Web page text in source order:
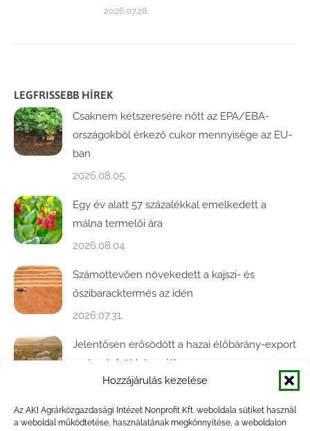
Hozzájárulás kezelése
Az AKI Agrárközgazdasági Intézet Nonprofit Kft. weboldala sütiket használ
a weboldal működtetése, használatának megkönnyítése, a weboldalon
2026.07.28.
LEGFRISSEBB HÍREK
Csaknem kétszeresére nőtt az EPA/EBA-
országokból érkező cukor mennyisége az EU-
ban
2026.08.05.
Egy év alatt 57 százalékkal emelkedett a
málna termelői ára
2026.08.04.
Számottevően növekedett a kajszi- és
őszibaracktermés az idén
2026.07.31.
Jelentősen erősödött a hazai élőbárány-export
az év első öt hónapjában
2026.07.28.
Közel ötödével bővült a baromfivágás